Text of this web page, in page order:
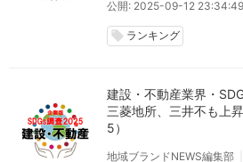
公開: 2025-09-12 23:34:49
local_offer ランキング
建設・不動産業界・
三菱地所、三井不も上
5）
地域ブランドNEWS編集部